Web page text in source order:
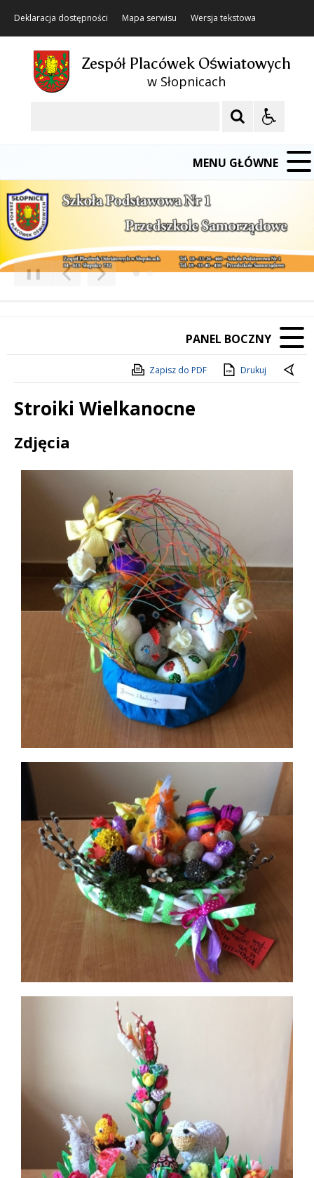
Deklaracja dostępności Mapa serwisu Wersja tekstowa
Zespół Placówek Oświatowych
w Słopnicach
MENU GŁÓWNE
Poprzedni Element
Następny Element
❚❚
PANEL BOCZNY
Zapisz do PDF Drukuj
Stroiki Wielkanocne
Treść
Zdjęcia